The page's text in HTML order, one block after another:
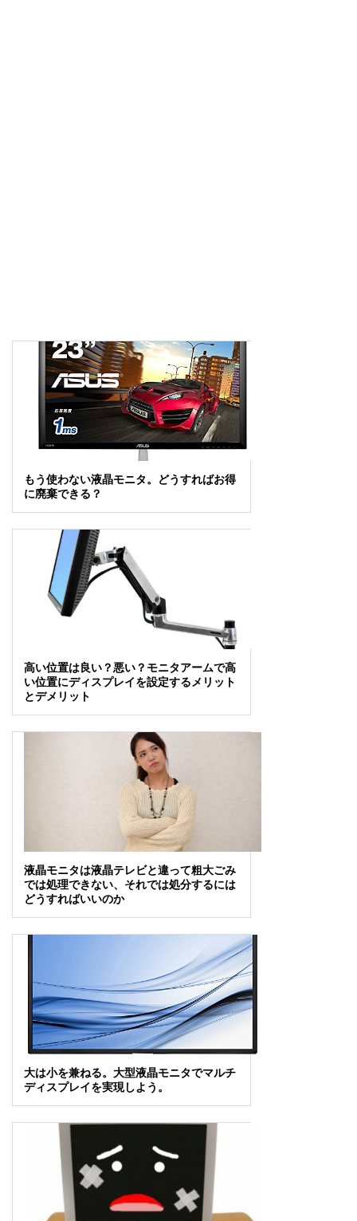
もう使わない液晶モニタ。どうすればお得
に廃棄できる？
高い位置は良い？悪い？モニタアームで高
い位置にディスプレイを設定するメリット
とデメリット
液晶モニタは液晶テレビと違って粗大ごみ
では処理できない、それでは処分するには
どうすればいいのか
大は小を兼ねる。大型液晶モニタでマルチ
ディスプレイを実現しよう。